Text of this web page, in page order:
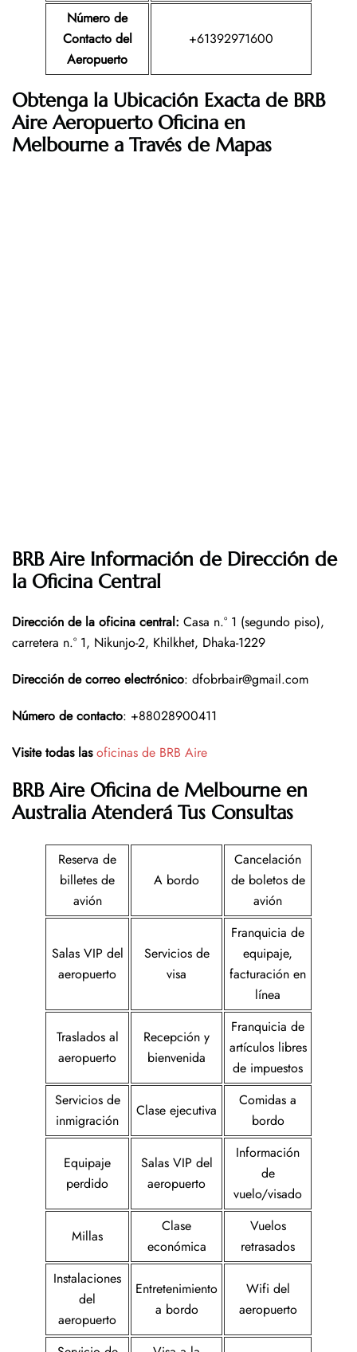
Número de
Contacto del
Aeropuerto
+61392971600
Obtenga la Ubicación Exacta de BRB
Aire Aeropuerto Oficina en
Melbourne a Través de Mapas
BRB Aire Información de Dirección de
la Oficina Central
Dirección de la oficina central: Casa n.° 1 (segundo piso),
carretera n.° 1, Nikunjo-2, Khilkhet, Dhaka-1229
Dirección de correo electrónico: dfobrbair@gmail.com
Número de contacto: +88028900411
Visite todas las oficinas de BRB Aire
BRB Aire Oficina de Melbourne en
AustraliaAtenderá Tus Consultas
Reserva de
billetes de
avión
A bordo
Cancelación
de boletos de
avión
Salas VIP del
aeropuerto
Servicios de
visa
Franquicia de
equipaje,
facturación en
línea
Traslados al
aeropuerto
Recepción y
bienvenida
Franquicia de
artículos libres
de impuestos
Servicios de
inmigración
Clase ejecutiva
Comidas a
bordo
Equipaje
perdido
Salas VIP del
aeropuerto
Información
de
vuelo/visado
Millas
Clase
económica
Vuelos
retrasados
Instalaciones
del
aeropuerto
Entretenimiento
a bordo
Wifi del
aeropuerto